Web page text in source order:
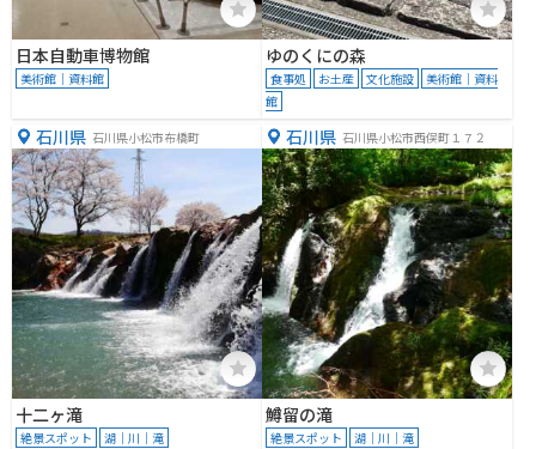
日本自動車博物館
美術館｜資料館
ゆのくにの森
食事処 お土産 文化施設
美術館｜資料
館
石川県 石川県小松市布橋町
十二ヶ滝
絶景スポット 湖｜川｜滝
石川県 石川県小松市西俣町１７２
鱒留の滝
絶景スポット 湖｜川｜滝